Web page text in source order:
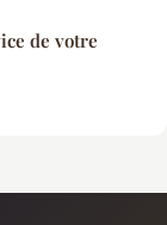
de votre